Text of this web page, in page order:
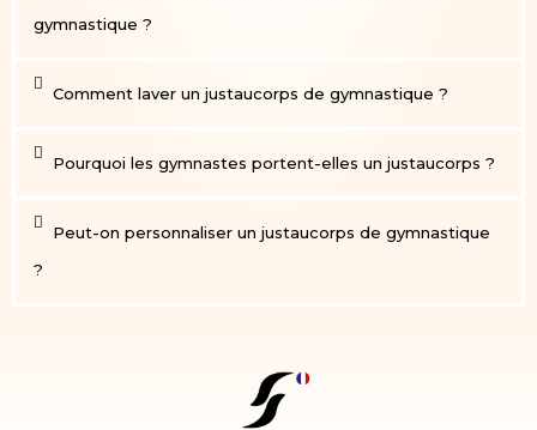
gymnastique ?
Comment laver un justaucorps de gymnastique ?
Pourquoi les gymnastes portent-elles un justaucorps ?
Peut-on personnaliser un justaucorps de gymnastique
?